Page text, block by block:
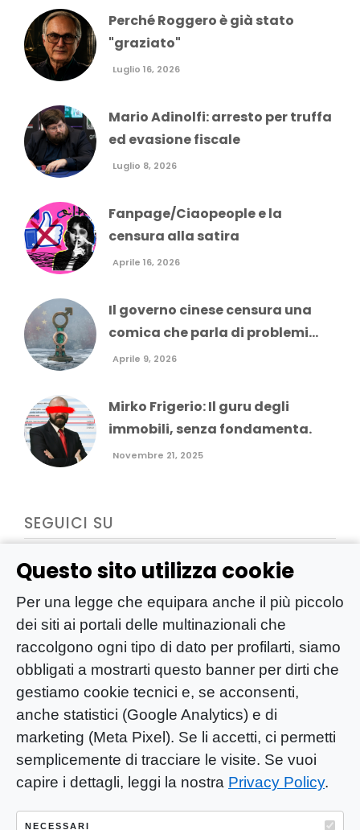
Questo sito utilizza cookie
Per una legge che equipara anche il più piccolo
dei siti ai portali delle multinazionali che
raccolgono ogni tipo di dato per profilarti, siamo
obbligati a mostrarti questo banner per dirti che
gestiamo cookie tecnici e, se acconsenti,
anche statistici (Google Analytics) e di
marketing (Meta Pixel). Se li accetti, ci permetti
semplicemente di tracciare le visite. Se vuoi
capire i dettagli, leggi la nostra Privacy Policy.
NECESSARI
Perché Roggero è già stato
"graziato"
Luglio 16, 2026
Mario Adinolfi: arresto per truffa
ed evasione fiscale
Luglio 8, 2026
Fanpage/Ciaopeople e la
censura alla satira
Aprile 16, 2026
Il governo cinese censura una
comica che parla di problemi...
Aprile 9, 2026
Mirko Frigerio: Il guru degli
immobili, senza fondamenta.
Novembre 21, 2025
SEGUICI SU
YOU-ng Slow Journalism è una testata
giornalistica di proprietà di Mastino S.R.L.